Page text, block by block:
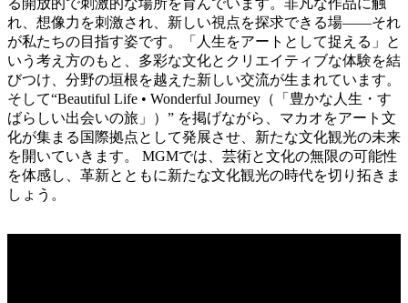
れ、想像力を刺激され、新しい視点を探求できる場――それ
が私たちの目指す姿です。「人生をアートとして捉える」と
いう考え方のもと、多彩な文化とクリエイティブな体験を結
びつけ、分野の垣根を越えた新しい交流が生まれています。
そして“Beautiful Life • Wonderful Journey（「豊かな人生・す
ばらしい出会いの旅」）” を掲げながら、マカオをアート文
化が集まる国際拠点として発展させ、新たな文化観光の未来
を開いていきます。 MGMでは、芸術と文化の無限の可能性
を体感し、革新とともに新たな文化観光の時代を切り拓きま
しょう。